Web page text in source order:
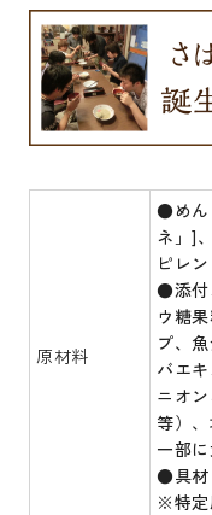
原材料
●めん
ネ」]
ピレ
●添付
ウ糖
プ、
バエ
ニオ
等）
一部
●具材
※特定